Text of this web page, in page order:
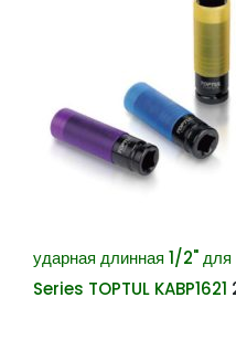
ударная длинная 1/2"
Series TOPTUL KABP1621